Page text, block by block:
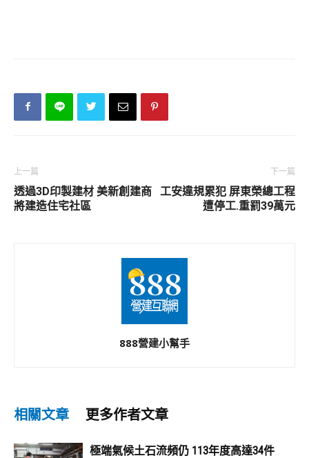
上一篇
透過3D印製建材 美新創建商
將建造住宅社區
下一篇
工安違規累犯 屏東榮總工程
遭停工.重罰39萬元
888營建小幫手
相關文章 更多作者文章
極端氣候土石流頻仍 113年度高達34件